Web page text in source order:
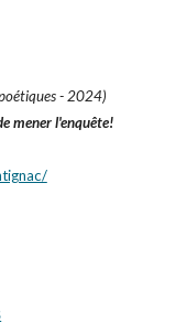
- 2024)
mener l'enquête!